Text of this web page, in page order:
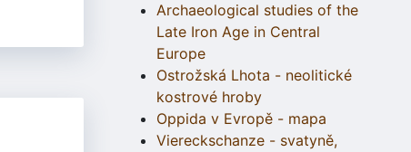
Archaeological studies of the
Late Iron Age in Central
Europe
Ostrožská Lhota - neolitické
kostrové hroby
Oppida v Evropě - mapa
Viereckschanze - svatyně,